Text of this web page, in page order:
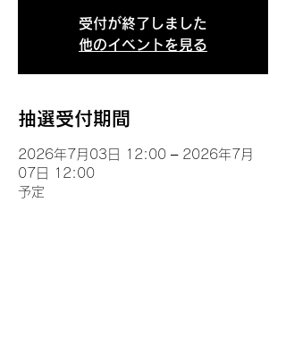
受付が終了しました
他のイベントを見る
抽選受付期間
2026年7月03日 12:00 – 2026年7月
07日 12:00
予定